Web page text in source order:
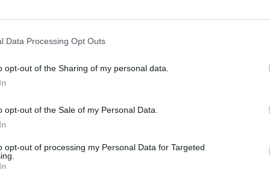
Data Processing Opt Outs
opt-out of the Sharing of my personal data.
opt-out of the Sale of my Personal Data.
opt-out of processing my Personal Data for Targeted
autortiesību objekts Autortiesību likuma izpratnē, un tā
lasi